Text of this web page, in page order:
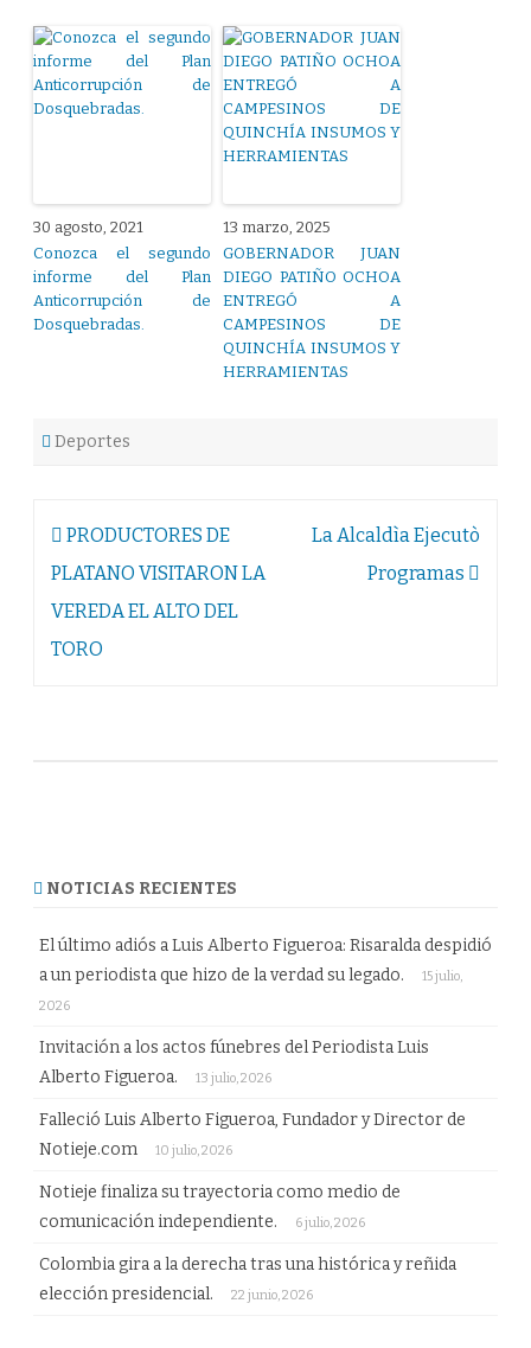
30 agosto, 2021
Conozca el segundo
informe del Plan
Anticorrupción de
Dosquebradas.
13 marzo, 2025
GOBERNADOR JUAN
DIEGO PATIÑO OCHOA
ENTREGÓ A
CAMPESINOS DE
QUINCHÍA INSUMOS Y
HERRAMIENTAS
Deportes
Navegación
de
entradas
PRODUCTORES DE
PLATANO VISITARON LA
VEREDA EL ALTO DEL
TORO
La Alcaldìa Ejecutò
Programas
NOTICIAS RECIENTES
El último adiós a Luis Alberto Figueroa: Risaralda despidió
a un periodista que hizo de la verdad su legado.
15 julio,
2026
Invitación a los actos fúnebres del Periodista Luis
Alberto Figueroa.
13 julio, 2026
Falleció Luis Alberto Figueroa, Fundador y Director de
Notieje.com
10 julio, 2026
Notieje finaliza su trayectoria como medio de
comunicación independiente.
6 julio, 2026
Colombia gira a la derecha tras una histórica y reñida
elección presidencial.
22 junio, 2026